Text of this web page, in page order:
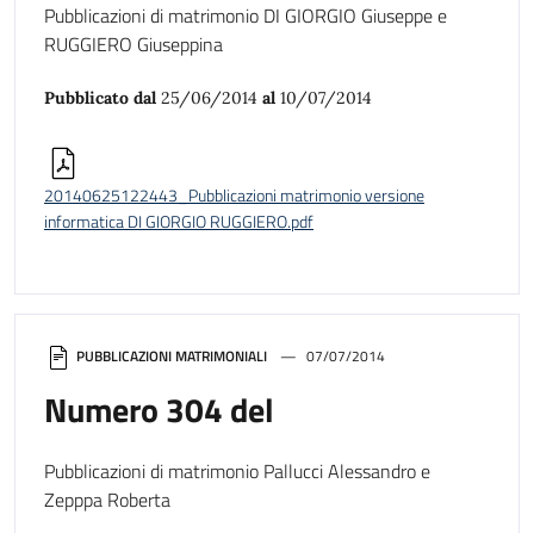
PUBBLICAZIONI MATRIMONIALI 07/07/2014
Numero 304 del
Pubblicazioni di matrimonio Pallucci Alessandro e
Zepppa Roberta
Pubblicazioni di matrimonio DI GIORGIO Giuseppe e
RUGGIERO Giuseppina
Pubblicato dal 25/06/2014 al 10/07/2014
20140625122443_Pubblicazioni matrimonio versione
informatica DI GIORGIO RUGGIERO.pdf